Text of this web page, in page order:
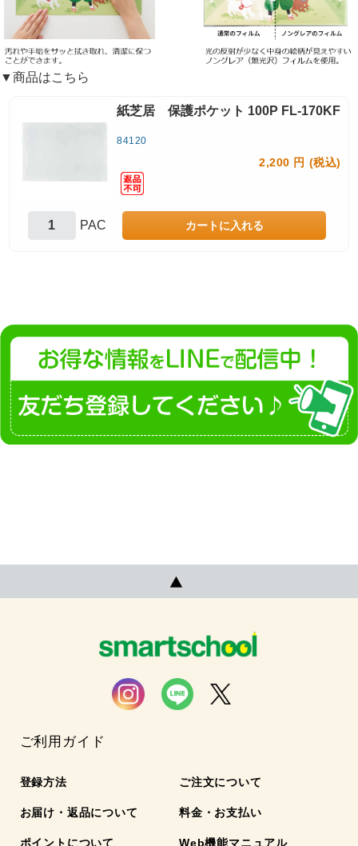
▼商品はこちら
紙芝居 保護ポケット 100P FL-170KF
2,200 円 (税込)
84120
PAC
ご利用ガイド
登録方法 ご注文について
お届け・返品について 料金・お支払い
ポイントについて Web機能マニュアル